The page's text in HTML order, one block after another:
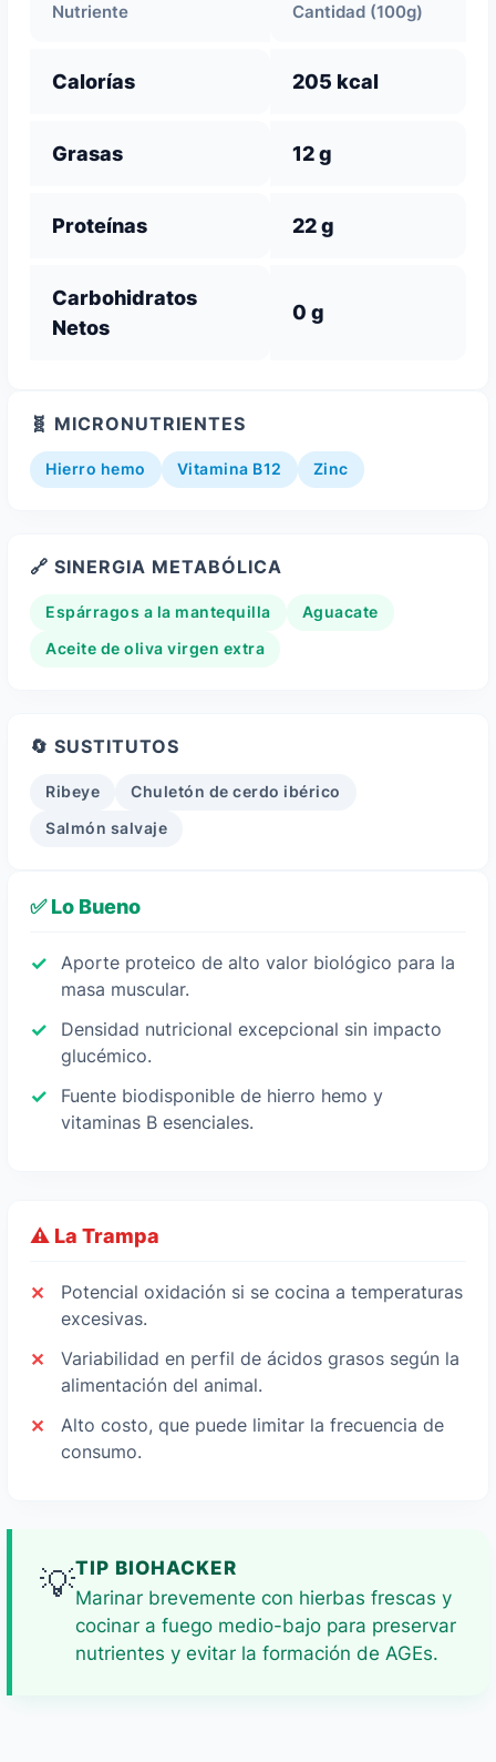
Nutriente Cantidad (100g)
Calorías 205 kcal
Grasas 12 g
Proteínas 22 g
Carbohidratos
Netos
0 g
🧬 MICRONUTRIENTES
Hierro hemo Vitamina B12 Zinc
🔗 SINERGIA METABÓLICA
Espárragos a la mantequilla Aguacate
Aceite de oliva virgen extra
🔄 SUSTITUTOS
Ribeye Chuletón de cerdo ibérico
Salmón salvaje
✅ Lo Bueno
Aporte proteico de alto valor biológico para la
masa muscular.
Densidad nutricional excepcional sin impacto
glucémico.
Fuente biodisponible de hierro hemo y
vitaminas B esenciales.
⚠️ La Trampa
Potencial oxidación si se cocina a temperaturas
excesivas.
Variabilidad en perfil de ácidos grasos según la
alimentación del animal.
Alto costo, que puede limitar la frecuencia de
consumo.
💡TIP BIOHACKER
Marinar brevemente con hierbas frescas y
cocinar a fuego medio-bajo para preservar
nutrientes y evitar la formación de AGEs.